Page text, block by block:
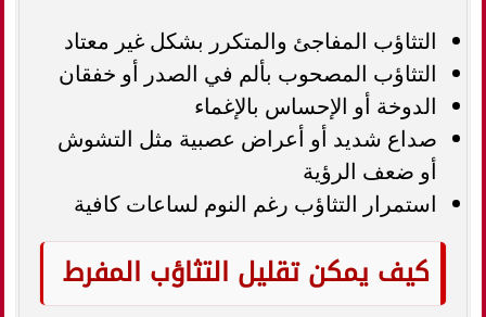
التثاؤب المفاجئ والمتكرر بشكل غير معتاد
التثاؤب المصحوب بألم في الصدر أو خفقان
الدوخة أو الإحساس بالإغماء
صداع شديد أو أعراض عصبية مثل التشوش
أو ضعف الرؤية
استمرار التثاؤب رغم النوم لساعات كافية
كيف يمكن تقليل التثاؤب المفرط